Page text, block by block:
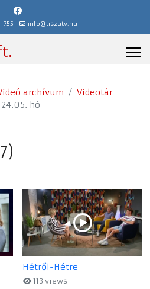
755 info@tiszatv.hu
archívum
Videotár
hó
Hétről-Hétre
113 views